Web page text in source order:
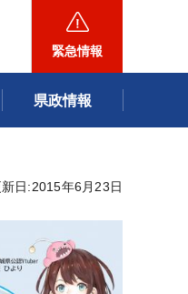
緊急情報
県政情報
日:2015年6月23日